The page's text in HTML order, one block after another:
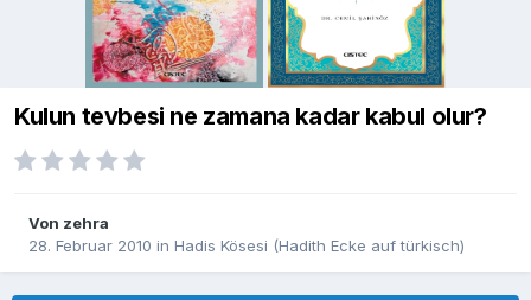
Kulun tevbesi ne zamana kadar kabul olur?
Von zehra
28. Februar 2010 in Hadis Kösesi (Hadith Ecke auf türkisch)